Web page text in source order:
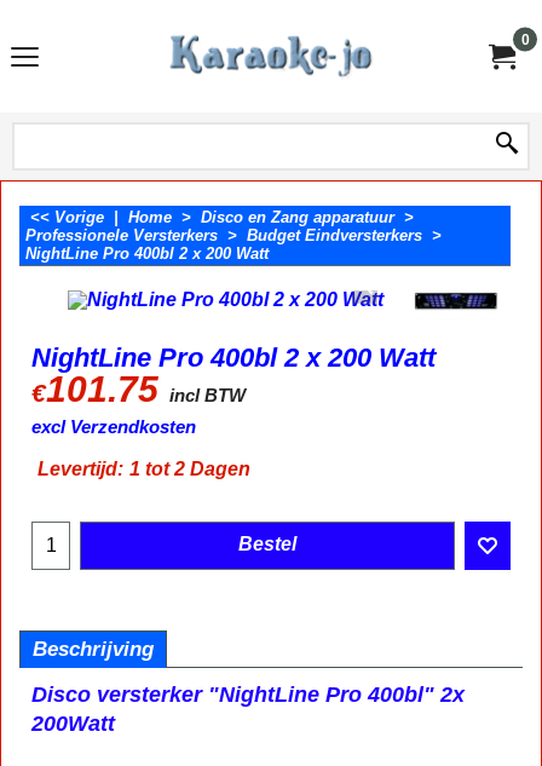
0
<< Vorige Home > Disco en Zang apparatuur>
Professionele Versterkers > Budget Eindversterkers >
NightLine Pro 400bl 2 x 200 Watt
NightLine Pro 400bl 2 x 200 Watt
€101.75 incl BTW
excl Verzendkosten
Levertijd: 1 tot 2 Dagen
Bestel
Beschrijving
Disco versterker "NightLine Pro 400bl" 2x
200Watt